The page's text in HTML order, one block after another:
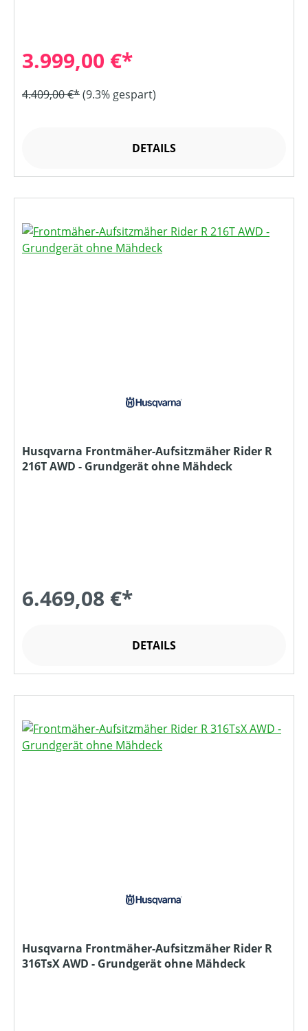
3.999,00 €*
4.409,00 €*(9.3% gespart)
DETAILS
Husqvarna Frontmäher-Aufsitzmäher Rider R
216T AWD - Grundgerät ohne Mähdeck
6.469,08 €*
DETAILS
Husqvarna Frontmäher-Aufsitzmäher Rider R
316TsX AWD - Grundgerät ohne Mähdeck